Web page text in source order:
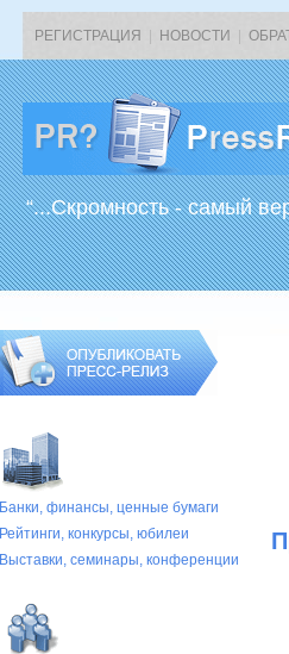
РЕГИСТРАЦИЯ НОВОСТИ
“...Скромность - самый
Банки, финансы, ценные бумаги
Рейтинги, конкурсы, юбилеи
Выставки, cеминары, конференции